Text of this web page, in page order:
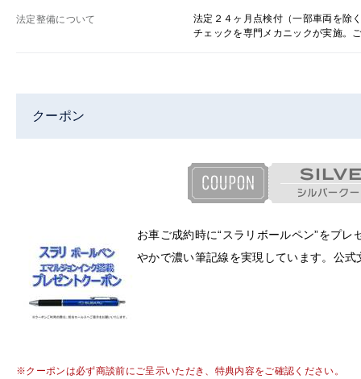
法定整備について
法定２４ヶ月点検付（一部車両を除
チェックを専門メカニックが実施。
クーポン
お車ご成約時に“スラリボールペン”をプ
やかで濃い筆記線を実現しています。公
※クーポンは必ず商談前にご呈示いただき、特典内容をご確認ください。